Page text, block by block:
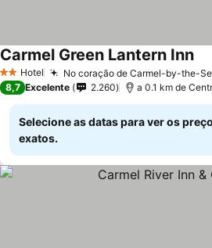
2 Estrelas
Hotel No coração de Carmel-by-the-
Carmel Green Lantern Inn
8,7 Excelente 2.260 a 0.1 km de
Selecione as datas para ver os
exatos.